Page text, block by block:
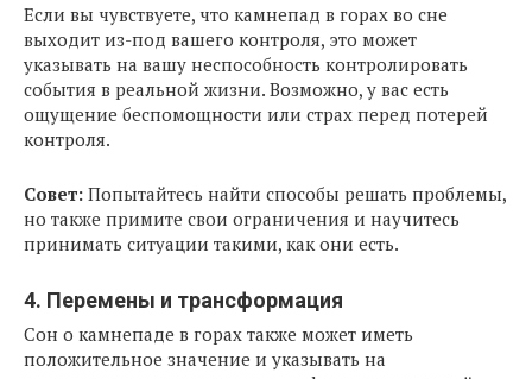
Если вы чувствуете, что камнепад в горах во сне
выходит из-под вашего контроля, это может
указывать на вашу неспособность контролировать
события в реальной жизни. Возможно, у вас есть
ощущение беспомощности или страх перед потерей
контроля.
Совет: Попытайтесь найти способы решать проблемы,
но также примите свои ограничения и научитесь
принимать ситуации такими, как они есть.
4. Перемены и трансформация
Сон о камнепаде в горах также может иметь
положительное значение и указывать на